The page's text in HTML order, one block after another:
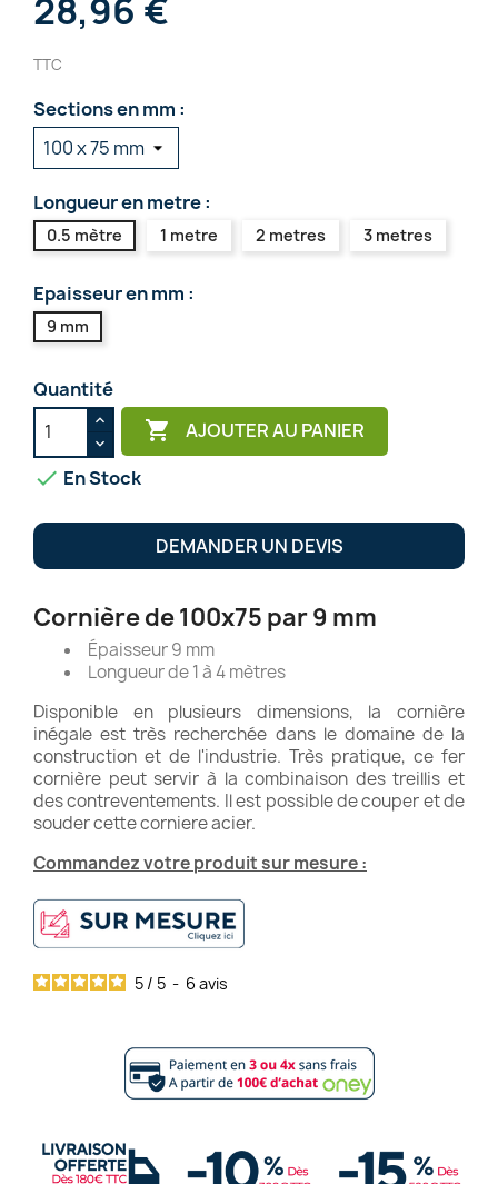
28,96 €
TTC
Sections en mm :
Longueur en metre :
0.5 mètre 1 metre 2 metres 3 metres
Epaisseur en mm :
9 mm
Quantité
 AJOUTER AU PANIER
 En Stock
DEMANDER UN DEVIS
Cornière de 100x75 par 9 mm
Épaisseur 9 mm
Longueur de 1 à 4 mètres
Disponible en plusieurs dimensions, la cornière
inégale est très recherchée dans le domaine de la
construction et de l'industrie. Très pratique, ce fer
cornière peut servir à la combinaison des treillis et
des contreventements. Il est possible de couper et de
souder cette corniere acier.
Commandez votre produit sur mesure :
5 / 5 - 6 avis